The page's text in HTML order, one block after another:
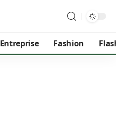
Entreprise Fashion